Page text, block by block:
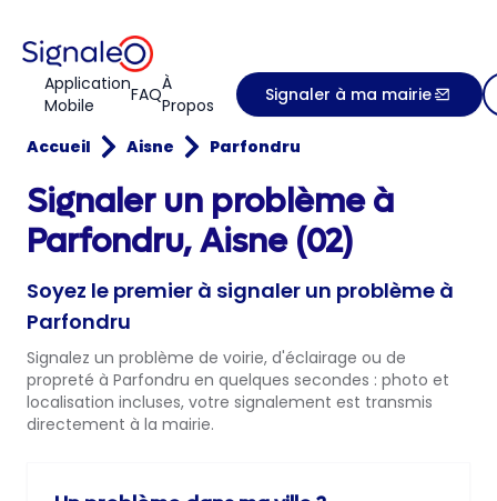
Application
Mobile
FAQÀ
Propos
Signaler à ma mairie
Accueil Aisne Parfondru
Signaler un problème à
Parfondru, Aisne (02)
Soyez le premier à signaler un problème à
Parfondru
Signalez un problème de voirie, d'éclairage ou de
propreté à Parfondru en quelques secondes : photo et
localisation incluses, votre signalement est transmis
directement à la mairie.